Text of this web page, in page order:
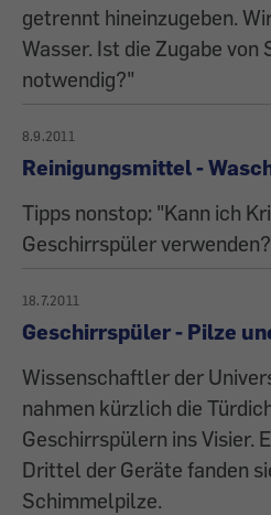
getrennt hineinzugeben.
Wasser. Ist die Zugabe von
notwendig?"
8.9.2011
Reinigungsmittel -
Tipps nonstop: "Kann ich
Geschirrspüler
18.7.2011
Geschirrspüler - Pilze
Wissenschaftler der
nahmen kürzlich die
Geschirrspülern ins Visier.
Drittel der Geräte fanden
Schimmelpilze.